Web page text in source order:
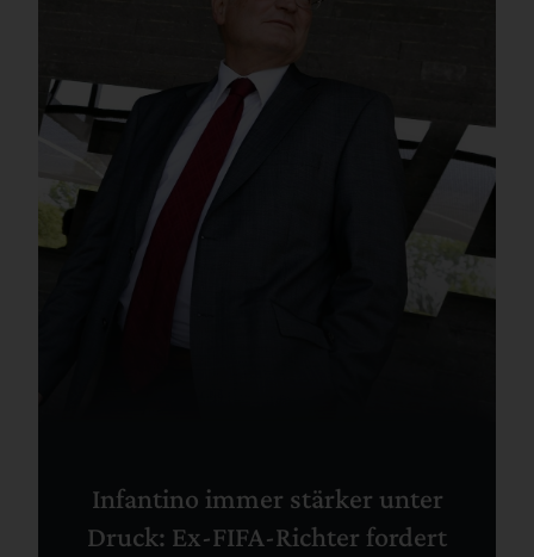
Infantino immer stärker unter
Druck: Ex-FIFA-Richter fordert